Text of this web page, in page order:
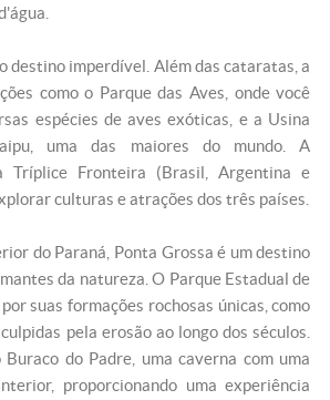
destino imperdível. Além das cataratas, a
como o Parque das Aves, onde você
espécies de aves exóticas, e a Usina
uma das maiores do mundo. A
Tríplice Fronteira (Brasil, Argentina e
culturas e atrações dos três países.
do Paraná, Ponta Grossa é um destino
da natureza. O Parque Estadual de
suas formações rochosas únicas, como
pela erosão ao longo dos séculos.
do Padre, uma caverna com uma
proporcionando uma experiência